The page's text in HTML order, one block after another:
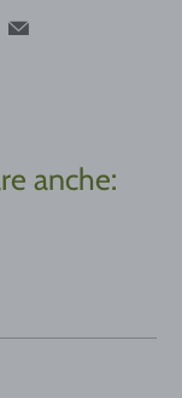
anche: